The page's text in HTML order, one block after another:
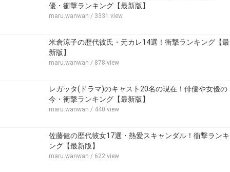
優・衝撃ランキング【最新版】
maru.wanwan / 3331 view
米倉涼子の歴代彼氏・元カレ14選！衝撃ランキング【最
新版】
maru.wanwan / 878 view
レガッタ(ドラマ)のキャスト20名の現在！俳優や女優の
今・衝撃ランキング【最新版】
maru.wanwan / 440 view
佐藤健の歴代彼女17選・熱愛スキャンダル！衝撃ランキ
ング【最新版】
maru.wanwan / 622 view